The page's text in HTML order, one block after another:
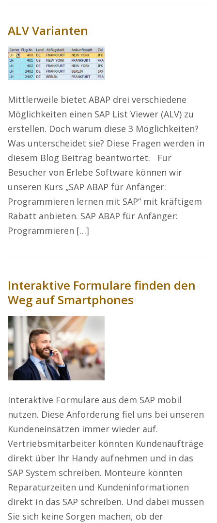
ALV Varianten
Mittlerweile bietet ABAP drei verschiedene
Möglichkeiten einen SAP List Viewer (ALV) zu
erstellen. Doch warum diese 3 Möglichkeiten?
Was unterscheidet sie? Diese Fragen werden in
diesem Blog Beitrag beantwortet. Für
Besucher von Erlebe Software können wir
unseren Kurs „SAP ABAP für Anfänger:
Programmieren lernen mit SAP“ mit kräftigem
Rabatt anbieten. SAP ABAP für Anfänger:
Programmieren […]
Interaktive Formulare finden den
Weg auf Smartphones
Interaktive Formulare aus dem SAP mobil
nutzen. Diese Anforderung fiel uns bei unseren
Kundeneinsätzen immer wieder auf.
Vertriebsmitarbeiter könnten Kundenaufträge
direkt über Ihr Handy aufnehmen und in das
SAP System schreiben. Monteure könnten
Reparaturzeiten und Kundeninformationen
direkt in das SAP schreiben. Und dabei müssen
Sie sich keine Sorgen machen, ob der